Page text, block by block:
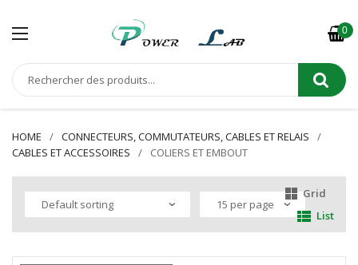
0
HOME
CONNECTEURS, COMMUTATEURS, CABLES ET RELAIS
CABLES ET ACCESSOIRES
COLIERS ET EMBOUT
Grid
List